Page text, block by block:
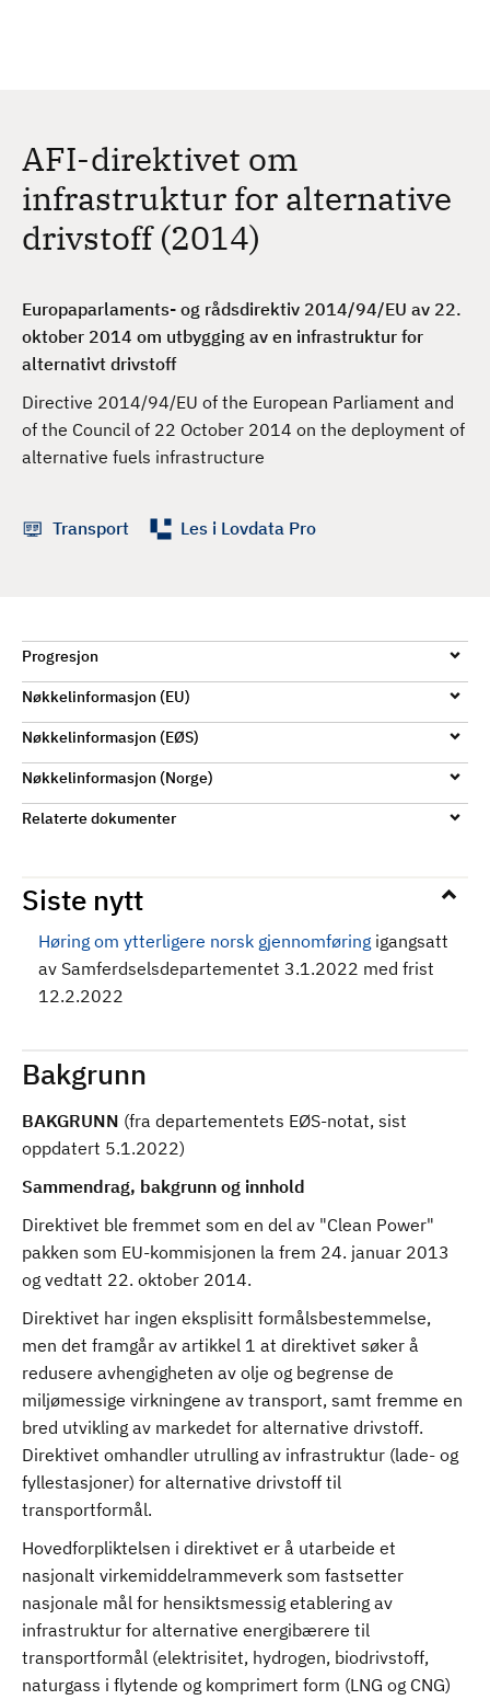
AFI-direktivet om
infrastruktur for alternative
drivstoff (2014)
Europaparlaments- og rådsdirektiv 2014/94/EU av 22.
oktober 2014 om utbygging av en infrastruktur for
alternativt drivstoff
Directive 2014/94/EU of the European Parliament and
of the Council of 22 October 2014 on the deployment of
alternative fuels infrastructure
Transport Les i Lovdata Pro
Progresjon
Nøkkelinformasjon (EU)
Nøkkelinformasjon (EØS)
Nøkkelinformasjon (Norge)
Relaterte dokumenter
Siste nytt
Høring om ytterligere norsk gjennomføring igangsatt
av Samferdselsdepartementet 3.1.2022 med frist
12.2.2022
Bakgrunn
BAKGRUNN (fra departementets EØS-notat, sist
oppdatert 5.1.2022)
Sammendrag, bakgrunn og innhold
Direktivet ble fremmet som en del av "Clean Power"
pakken som EU-kommisjonen la frem 24. januar 2013
og vedtatt 22. oktober 2014.
Direktivet har ingen eksplisitt formålsbestemmelse,
men det framgår av artikkel 1 at direktivet søker å
redusere avhengigheten av olje og begrense de
miljømessige virkningene av transport, samt fremme en
bred utvikling av markedet for alternative drivstoff.
Direktivet omhandler utrulling av infrastruktur (lade- og
fyllestasjoner) for alternative drivstoff til
transportformål.
Hovedforpliktelsen i direktivet er å utarbeide et
nasjonalt virkemiddelrammeverk som fastsetter
nasjonale mål for hensiktsmessig etablering av
infrastruktur for alternative energibærere til
transportformål (elektrisitet, hydrogen, biodrivstoff,
naturgass i flytende og komprimert form (LNG og CNG)